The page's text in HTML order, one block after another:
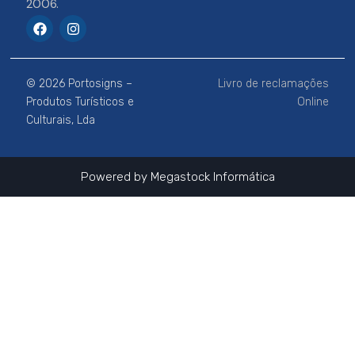
2006.
F
a
e
b
o
o
k
I
n
t
a
g
r
a
m
© 2026 Portosigns –
Produtos Turísticos e
Culturais, Lda
Livro de reclamações
Online
Powered by Megastock Informática